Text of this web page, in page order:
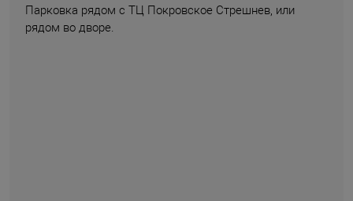
Парковка рядом с ТЦ Покровское Стрешнев, или
рядом во дворе.